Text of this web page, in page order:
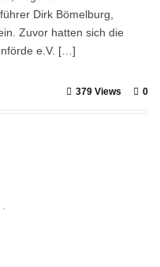
Dirk Bömelburg,
Zuvor hatten sich die
e.V. […]
0
379 Views
-